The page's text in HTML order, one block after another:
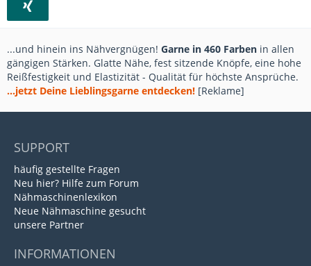
...und hinein ins Nähvergnügen! Garne in 460 Farben in allen
gängigen Stärken. Glatte Nähe, fest sitzende Knöpfe, eine hohe
Reißfestigkeit und Elastizität - Qualität für höchste Ansprüche.
...jetzt Deine Lieblingsgarne entdecken! [Reklame]
SUPPORT
häufig gestellte Fragen
Neu hier? Hilfe zum Forum
Nähmaschinenlexikon
Neue Nähmaschine gesucht
unsere Partner
INFORMATIONEN